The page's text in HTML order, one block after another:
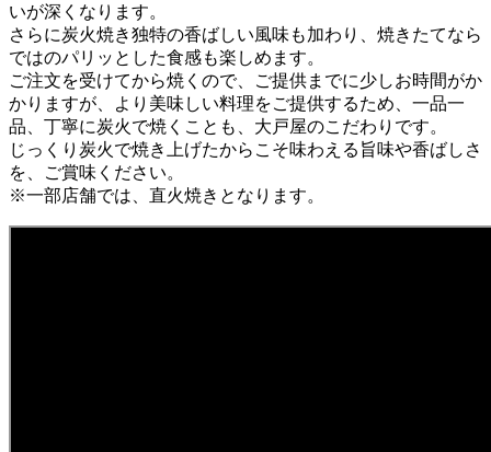
いが深くなります。
さらに炭火焼き独特の香ばしい風味も加わり、焼きたてなら
ではのパリッとした食感も楽しめます。
ご注文を受けてから焼くので、ご提供までに少しお時間がか
かりますが、より美味しい料理をご提供するため、一品一
品、丁寧に炭火で焼くことも、大戸屋のこだわりです。
じっくり炭火で焼き上げたからこそ味わえる旨味や香ばしさ
を、ご賞味ください。
※一部店舗では、直火焼きとなります。